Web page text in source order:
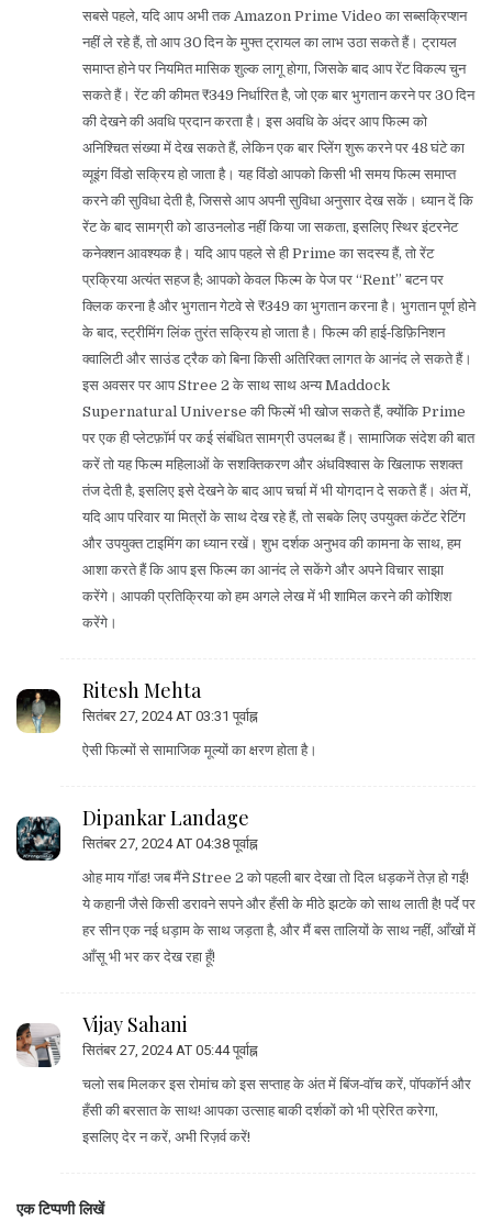
सबसे पहले, यदि आप अभी तक Amazon Prime Video का सब्सक्रिप्शन
नहीं ले रहे हैं, तो आप 30 दिन के मुफ्त ट्रायल का लाभ उठा सकते हैं। ट्रायल
समाप्त होने पर नियमित मासिक शुल्क लागू होगा, जिसके बाद आप रेंट विकल्प चुन
सकते हैं। रेंट की कीमत ₹349 निर्धारित है, जो एक बार भुगतान करने पर 30 दिन
की देखने की अवधि प्रदान करता है। इस अवधि के अंदर आप फिल्म को
अनिश्चित संख्या में देख सकते हैं, लेकिन एक बार प्लेिंग शुरू करने पर 48 घंटे का
व्यूइंग विंडो सक्रिय हो जाता है। यह विंडो आपको किसी भी समय फिल्म समाप्त
करने की सुविधा देती है, जिससे आप अपनी सुविधा अनुसार देख सकें। ध्यान दें कि
रेंट के बाद सामग्री को डाउनलोड नहीं किया जा सकता, इसलिए स्थिर इंटरनेट
कनेक्शन आवश्यक है। यदि आप पहले से ही Prime का सदस्य हैं, तो रेंट
प्रक्रिया अत्यंत सहज है; आपको केवल फिल्म के पेज पर “Rent” बटन पर
क्लिक करना है और भुगतान गेटवे से ₹349 का भुगतान करना है। भुगतान पूर्ण होने
के बाद, स्ट्रीमिंग लिंक तुरंत सक्रिय हो जाता है। फिल्म की हाई‑डिफ़िनिशन
क्वालिटी और साउंड ट्रैक को बिना किसी अतिरिक्त लागत के आनंद ले सकते हैं।
इस अवसर पर आप Stree 2 के साथ साथ अन्य Maddock
Supernatural Universe की फिल्में भी खोज सकते हैं, क्योंकि Prime
पर एक ही प्लेटफ़ॉर्म पर कई संबंधित सामग्री उपलब्ध हैं। सामाजिक संदेश की बात
करें तो यह फिल्म महिलाओं के सशक्तिकरण और अंधविश्वास के खिलाफ सशक्त
तंज देती है, इसलिए इसे देखने के बाद आप चर्चा में भी योगदान दे सकते हैं। अंत में,
यदि आप परिवार या मित्रों के साथ देख रहे हैं, तो सबके लिए उपयुक्त कंटेंट रेटिंग
और उपयुक्त टाइमिंग का ध्यान रखें। शुभ दर्शक अनुभव की कामना के साथ, हम
आशा करते हैं कि आप इस फिल्म का आनंद ले सकेंगे और अपने विचार साझा
करेंगे। आपकी प्रतिक्रिया को हम अगले लेख में भी शामिल करने की कोशिश
करेंगे।
Ritesh Mehta
सितंबर 27, 2024 AT 03:31 पूर्वाह्न
ऐसी फिल्मों से सामाजिक मूल्यों का क्षरण होता है।
Dipankar Landage
सितंबर 27, 2024 AT 04:38 पूर्वाह्न
ओह माय गॉड! जब मैंने Stree 2 को पहली बार देखा तो दिल धड़कनें तेज़ हो गईं!
ये कहानी जैसे किसी डरावने सपने और हँसी के मीठे झटके को साथ लाती है! पर्दे पर
हर सीन एक नई धड़ाम के साथ जड़ता है, और मैं बस तालियों के साथ नहीं, आँखों में
आँसू भी भर कर देख रहा हूँ!
Vijay Sahani
सितंबर 27, 2024 AT 05:44 पूर्वाह्न
चलो सब मिलकर इस रोमांच को इस सप्ताह के अंत में बिंज‑वॉच करें, पॉपकॉर्न और
हँसी की बरसात के साथ! आपका उत्साह बाकी दर्शकों को भी प्रेरित करेगा,
इसलिए देर न करें, अभी रिज़र्व करें!
एक टिप्पणी लिखें